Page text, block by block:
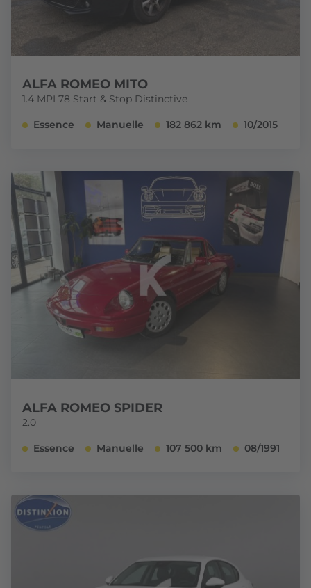
ALFA ROMEO MITO
1.4 MPI 78 Start & Stop Distinctive
Essence Manuelle 182 862 km 10/2015
ALFA ROMEO SPIDER
2.0
Essence Manuelle 107 500 km 08/1991